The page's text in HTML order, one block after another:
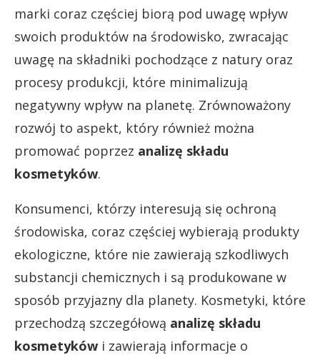
marki coraz częściej biorą pod uwagę wpływ
swoich produktów na środowisko, zwracając
uwagę na składniki pochodzące z natury oraz
procesy produkcji, które minimalizują
negatywny wpływ na planetę. Zrównoważony
rozwój to aspekt, który również można
promować poprzez analizę składu
kosmetyków.
Konsumenci, którzy interesują się ochroną
środowiska, coraz częściej wybierają produkty
ekologiczne, które nie zawierają szkodliwych
substancji chemicznych i są produkowane w
sposób przyjazny dla planety. Kosmetyki, które
przechodzą szczegółową analizę składu
kosmetyków i zawierają informacje o